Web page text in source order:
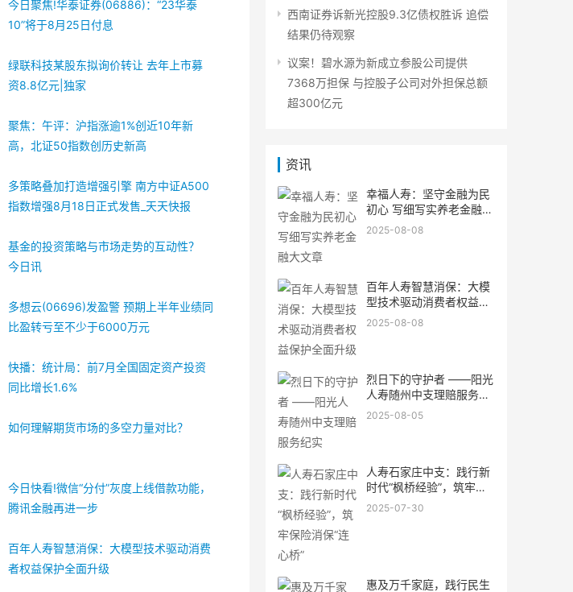
今日聚焦!华泰证券(06886)：“23华泰
10”将于8月25日付息
绿联科技某股东拟询价转让 去年上市募
资8.8亿元|独家
聚焦：午评：沪指涨逾1%创近10年新
高，北证50指数创历史新高
多策略叠加打造增强引擎 南方中证A500
指数增强8月18日正式发售_天天快报
基金的投资策略与市场走势的互动性？
今日讯
多想云(06696)发盈警 预期上半年业绩同
比盈转亏至不少于6000万元
快播：统计局：前7月全国固定资产投资
同比增长1.6%
如何理解期货市场的多空力量对比？
今日快看!微信“分付”灰度上线借款功能，
腾讯金融再进一步
百年人寿智慧消保：大模型技术驱动消费
者权益保护全面升级
西南证券诉新光控股9.3亿债权胜诉 追偿
结果仍待观察
议案！碧水源为新成立参股公司提供
7368万担保 与控股子公司对外担保总额
超300亿元
资讯
幸福人寿：坚守金融为民
初心 写细写实养老金融大
文章
2025-08-08
百年人寿智慧消保：大模
型技术驱动消费者权益保
护全面升级
2025-08-08
烈日下的守护者 ——阳光
人寿随州中支理赔服务纪
实
2025-08-05
人寿石家庄中支：践行新
时代“枫桥经验”，筑牢保
险消保“连心桥”
2025-07-30
惠及万千家庭，践行民生